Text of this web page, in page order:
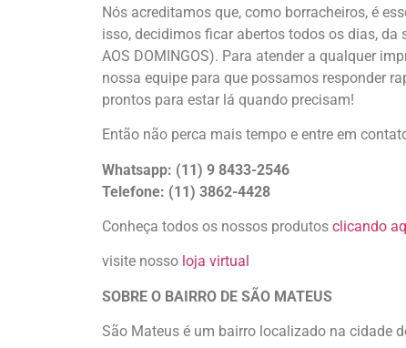
Nós acreditamos que, como borracheiros, é
isso, decidimos ficar abertos todos os dias, da
AOS DOMINGOS). Para atender a qualquer
nossa equipe para que possamos responder
prontos para estar lá quando precisam!
Então não perca mais tempo e entre em
Whatsapp: (11) 9 8433-2546
Telefone: (11) 3862-4428
Conheça todos os nossos produtos clicando
visite nosso loja virtual
SOBRE O BAIRRO DE SÃO MATEUS
São Mateus é um bairro localizado na cidade